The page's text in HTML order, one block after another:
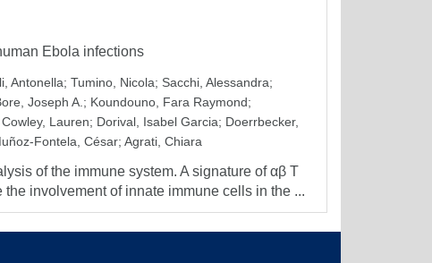
Ebola infections
Antonella; Tumino, Nicola; Sacchi, Alessandra;
Joseph A. ; Koundouno, Fara Raymond;
Cowley, Lauren; Dorival, Isabel Garcia; Doerrbecker,
Fontela, César; Agrati, Chiara
of the immune system. A signature of αβ T
involvement of innate immune cells in the ...